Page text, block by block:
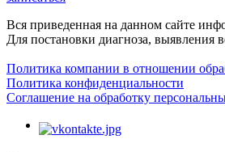
Вся приведенная на данном сайте
Для постановки диагноза, выявления
Политика компании в отношении
Политика конфиденциальности
Соглашение на обработку